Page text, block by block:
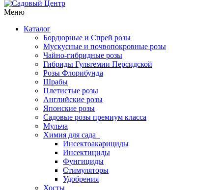
Меню
Каталог
Бордюрные и Спрей розы
Мускусные и почвопокровные розы
Чайно-гибридные розы
Гибриды Гультемии Персидской
Розы Флорибунда
Шрабы
Плетистые розы
Английские розы
Японские розы
Садовые розы премиум класса
Мульча
Химия для сада
Инсектоакарициды
Инсектициды
Фунгициды
Стимуляторы
Удобрения
Хосты